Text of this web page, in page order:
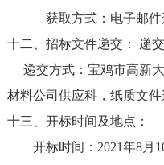
获取方式：电子邮
十二、招标文件递交： 递
递交方式：宝鸡市高新
材料公司供应科，纸质文件
十三、开标时间及地点：
开标时间：2021年8月